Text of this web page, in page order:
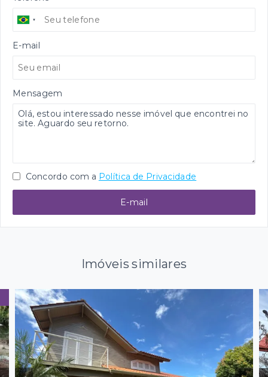
E-mail
Mensagem
Concordo com a Política de Privacidade
E-mail
Imóveis similares